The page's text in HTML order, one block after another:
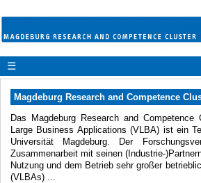
☰
Magdeburg Research and Competence
Das Magdeburg Research and Competence
Large Business Applications (VLBA) ist ein
Universität Magdeburg. Der
Zusammenarbeit mit seinen (Industrie-
Nutzung und dem Betrieb sehr großer
(VLBAs) ...